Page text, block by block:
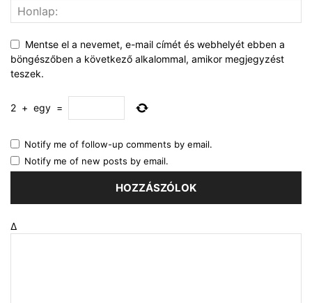
Mentse el a nevemet, e-mail címét és webhelyét ebben a
böngészőben a következő alkalommal, amikor megjegyzést
teszek.
2 + egy =
Notify me of follow-up comments by email.
Notify me of new posts by email.
Δ